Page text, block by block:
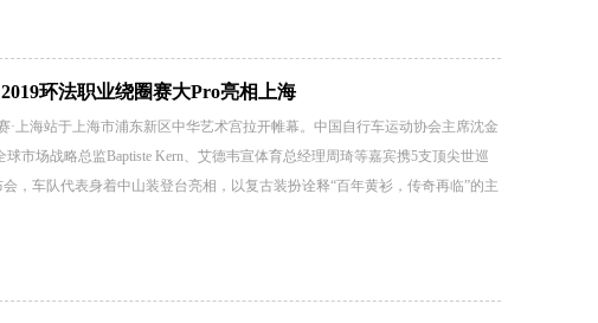
环法职业绕圈赛大Pro亮相上海
·上海站于上海市浦东新区中华艺术宫拉开帷幕。中国自行车运动协会主席沈金
市场战略总监Baptiste Kern、艾德韦宣体育总经理周琦等嘉宾携5支顶尖世巡
，车队代表身着中山装登台亮相，以复古装扮诠释“百年黄衫，传奇再临”的主